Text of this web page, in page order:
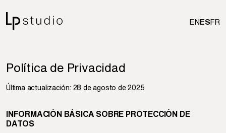
EN ES FR
Política de Privacidad
Última actualización: 28 de agosto de 2025
INFORMACIÓN BÁSICA SOBRE PROTECCIÓN DE
DATOS